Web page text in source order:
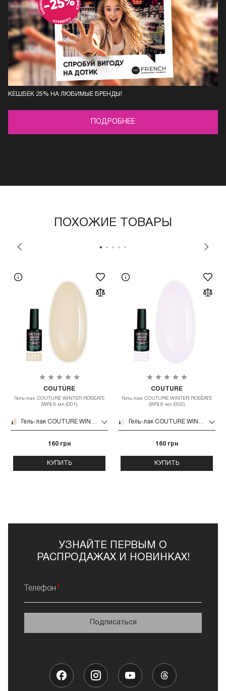
КЕШБЕК 25% НА ЛЮБИМЫЕ БРЕНДЫ!
ПОДРОБНЕЕ
ПОХОЖИЕ ТОВАРЫ
COUTURE
Гель-лак COUTURE WINTER ROSEATE
(WR) 9 мл (001)
160 грн
КУПИТЬ
COUTURE
Гель-лак COUTURE WINTER ROSEATE
(WR) 9 мл (002)
160 грн
КУПИТЬ
УЗНАЙТЕ ПЕРВЫМ О
РАСПРОДАЖАХ И НОВИНКАХ!
Телефон
Подписаться